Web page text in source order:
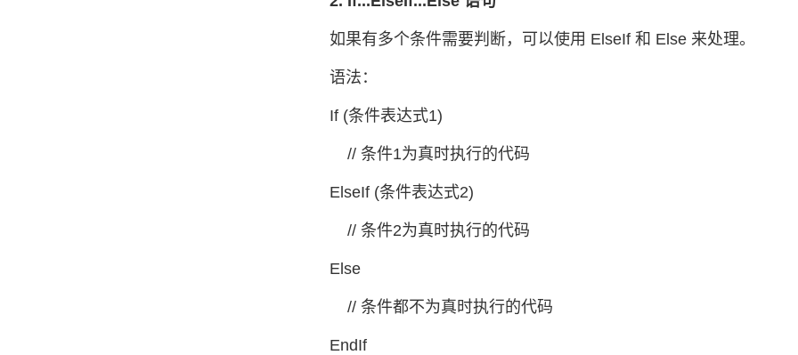
如果有多个条件需要判断，可以使用 ElseIf 和 Else 来处理。
语法：
If (条件表达式1)
// 条件1为真时执行的代码
ElseIf (条件表达式2)
// 条件2为真时执行的代码
Else
// 条件都不为真时执行的代码
EndIf